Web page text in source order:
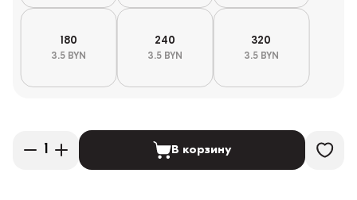
180
3.5 BYN
240
3.5 BYN
320
3.5 BYN
В корзину